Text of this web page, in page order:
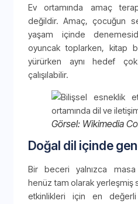
Ev ortamında amaç
değildir. Amaç, çocuğun
yaşam içinde
oyuncak toplarken, kitap
yürürken aynı hedef
çalışılabilir.
Görsel: Wikimedia
Doğal dil içinde
Bir beceri yalnızca masa
henüz tam olarak yerleşmiş
etkinlikleri için en